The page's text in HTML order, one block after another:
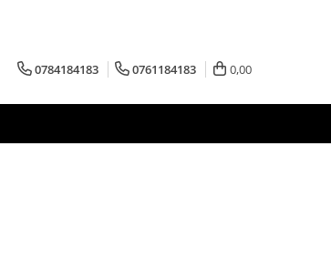
0784184183 0761184183 0,00